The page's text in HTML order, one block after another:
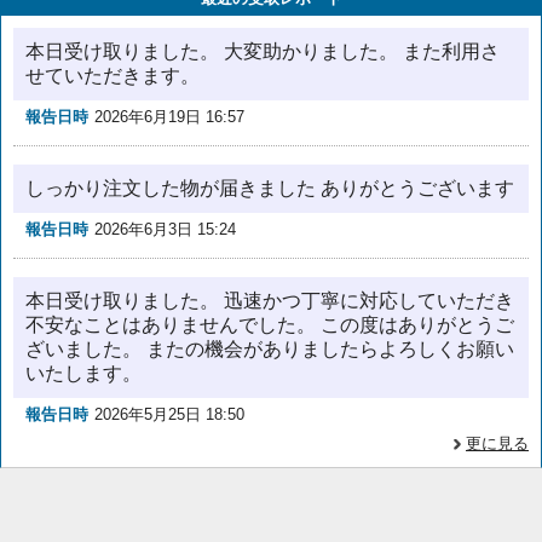
本日受け取りました。 大変助かりました。 また利用さ
せていただきます。
報告日時 2026年6月19日 16:57
しっかり注文した物が届きました ありがとうございます
報告日時 2026年6月3日 15:24
本日受け取りました。 迅速かつ丁寧に対応していただき
不安なことはありませんでした。 この度はありがとうご
ざいました。 またの機会がありましたらよろしくお願い
いたします。
報告日時 2026年5月25日 18:50
更に見る